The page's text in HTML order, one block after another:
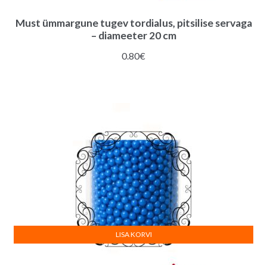
Must ümmargune tugev tordialus, pitsilise servaga
– diameeter 20 cm
0.80€
LISA KORVI